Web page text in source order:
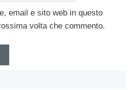
email e sito web in questo
volta che commento.